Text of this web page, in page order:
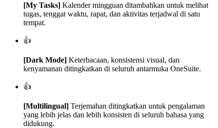
[My Tasks] Kalender mingguan ditambahkan untuk melihat
tugas, tenggat waktu, rapat, dan aktivitas terjadwal di satu
tempat.
👍
[Dark Mode] Keterbacaan, konsistensi visual, dan
kenyamanan ditingkatkan di seluruh antarmuka OneSuite.
👍
[Multilingual] Terjemahan ditingkatkan untuk pengalaman
yang lebih jelas dan lebih konsisten di seluruh bahasa yang
didukung.